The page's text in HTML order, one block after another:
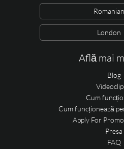
Romanian
London
Află mai
Blog
Cum
Cum funcționează
Apply For
Presa
FAQ